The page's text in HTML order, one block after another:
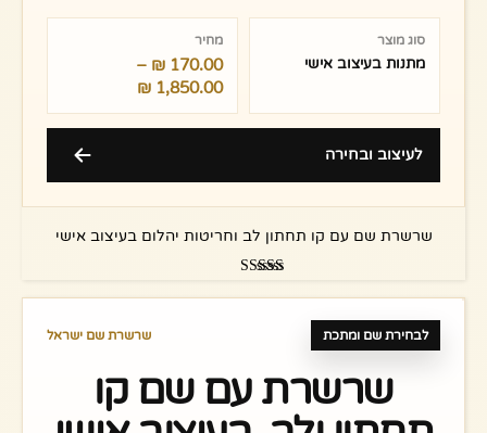
סוג מוצר
מתנות בעיצוב אישי
מחיר
170.00
₪
–
1,850.00
₪
לעיצוב ובחירה
שרשרת שם עם קו תחתון לב וחריטות יהלום בעיצוב אישי
5.00
לבחירת שם ומתכת שרשרת שם ישראל
שרשרת עם שם קו